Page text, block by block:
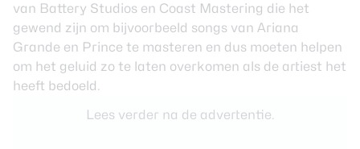
van Battery Studios en Coast Mastering die het
gewend zijn om bijvoorbeeld songs van Ariana
Grande en Prince te masteren en dus moeten helpen
om het geluid zo te laten overkomen als de artiest het
heeft bedoeld.
Lees verder na de advertentie.